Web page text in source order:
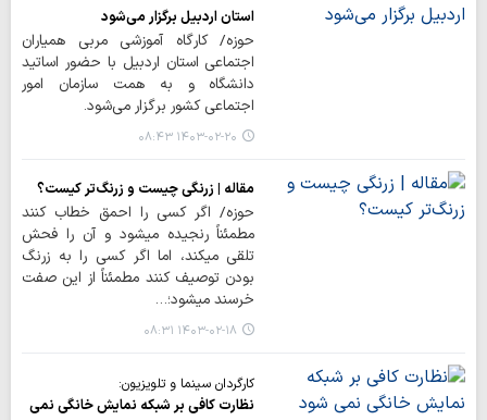
استان اردبیل برگزار می‌شود
حوزه/ کارگاه آموزشی مربی همیاران
اجتماعی استان اردبیل با حضور اساتید
دانشگاه و به همت سازمان امور
اجتماعی کشور برگزار می‌شود.
۱۴۰۳-۰۲-۲۰ ۰۸:۴۳
مقاله | زرنگی چیست و زرنگ‌تر کیست؟
حوزه/ اگر کسی را احمق خطاب کنند
مطمئناً رنجیده می­شود و آن را فحش
تلقی می­کند، اما اگر کسی را به زرنگ
بودن توصیف کنند مطمئناً از این صفت
خرسند می­شود؛…
۱۴۰۳-۰۲-۱۸ ۰۸:۳۱
کارگردان سینما و تلویزیون:
نظارت کافی بر شبکه نمایش خانگی نمی